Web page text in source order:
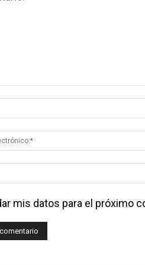
mis datos para el próximo